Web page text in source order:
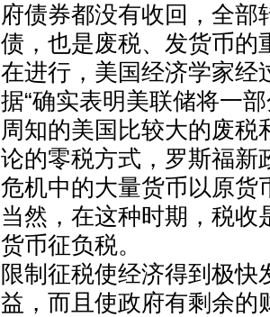
府债券都没有收回，全
债，也是废税、发货币的
在进行，美国经济学家经
据“确实表明美联储将一
周知的美国比较大的废
论的零税方式，罗斯福新
危机中的大量货币以原货
当然，在这种时期，税
货币征负税。
限制征税使经济得到极
益，而且使政府有剩余的